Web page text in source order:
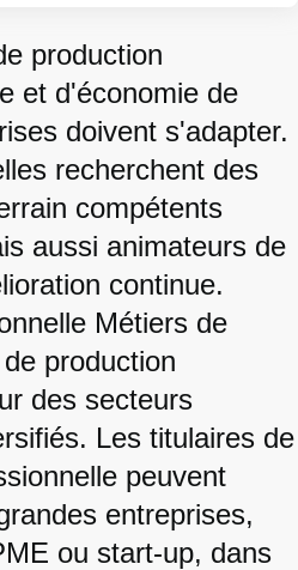
production
et d'économie de
doivent s'adapter.
recherchent des
compétents
aussi animateurs de
continue.
Métiers de
production
des secteurs
Les titulaires de
peuvent
entreprises,
ou start-up, dans